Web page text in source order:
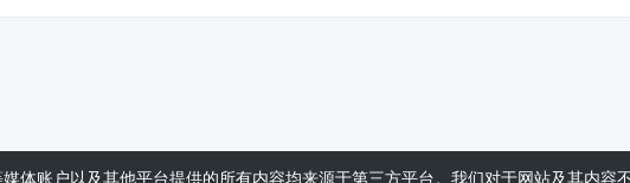
体账户以及其他平台提供的所有内容均来源于第三方平台。我们对于网站及其内